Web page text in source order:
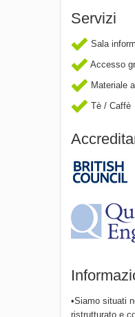
Servizi
Sala
Accesso
Materiale
Tè / Caffè
•Siamo situati
ristrutturato e